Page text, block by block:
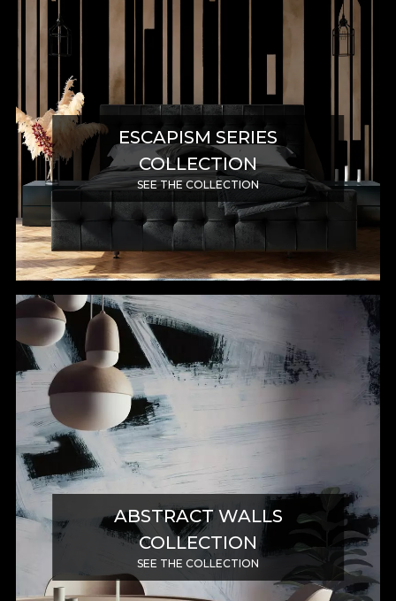
ESCAPISM SERIES
COLLECTION
SEE THE COLLECTION
ABSTRACT WALLS
COLLECTION
SEE THE COLLECTION